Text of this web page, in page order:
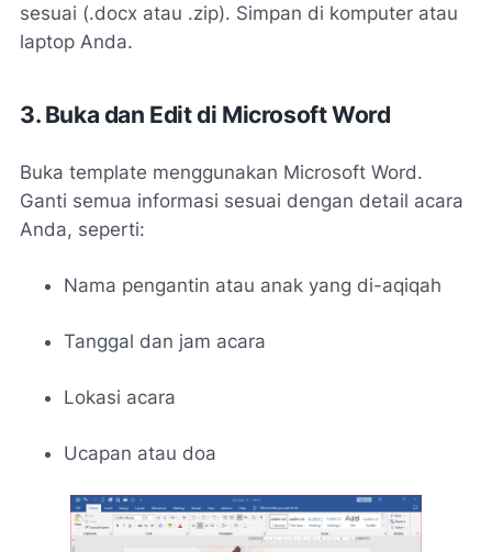
sesuai (.docx atau .zip). Simpan di komputer atau
laptop Anda.
3. Buka dan Edit di Microsoft Word
Buka template menggunakan Microsoft Word.
Ganti semua informasi sesuai dengan detail acara
Anda, seperti:
Nama pengantin atau anak yang di-aqiqah
Tanggal dan jam acara
Lokasi acara
Ucapan atau doa